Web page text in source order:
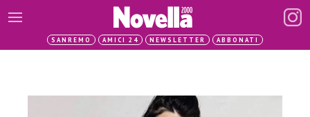
SANREMO AMICI 24 NEWSLETTER ABBONATI